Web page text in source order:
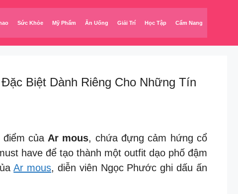
Sức Khỏe Mỹ Phẩm Ăn Uống Giải Trí Học Tập Cẩm Nang
Biệt Dành Riêng Cho Những Tín
của Ar mous, chứa đựng cảm hứng cổ
have để tạo thành một outfit dạo phố đậm
Ar mous, diễn viên Ngọc Phước ghi dấu ấn